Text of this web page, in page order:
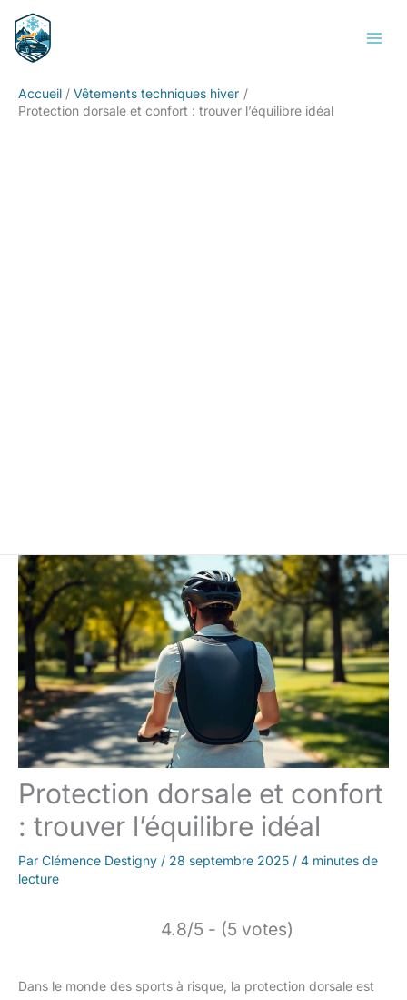
contenu
Accueil
Vêtements techniques hiver
Protection dorsale et confort : trouver l’équilibre idéal
Protection dorsale et confort
: trouver l’équilibre idéal
Par Clémence Destigny / 28 septembre 2025 / 4 minutes de
lecture
4.8/5 - (5 votes)
Dans le monde des sports à risque, la protection dorsale est
Rechercher